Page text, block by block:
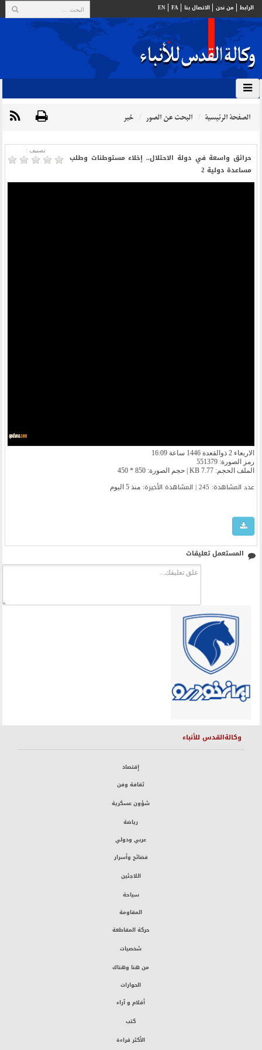
الرابط من نحن الاتصال بنا FA
EN
الصفحة الرئيسية البحث عن الصور خبر
تصنیف :
حرائق واسعة في دولة الاحتلال.. إخلاء مستوطنات وطلب
مساعدة دولية 2
الاربعاء 2 ذوالقعدة 1446 ساعة 16:09
رمز الصورة: 551379
الملف الحجم: 7.77 KB | حجم الصورة: 850 * 450
عدد المشاهدة: 245 | المشاهدة الأخیرة: منذ 5 اليوم
المستعمل تعليقات
وكالةالقدس للأنباء
إقتصاد
ثقافة وفن
شؤون عسكرية
رياضة
عربي ودولي
فضائح وأسرار
اللاجئين
سياحة
المقاومة
حركة المقاطعة
شخصيات
من هنا وهناك
الحوارات
أقلام و آراء
كتب
الأكثر قراءة